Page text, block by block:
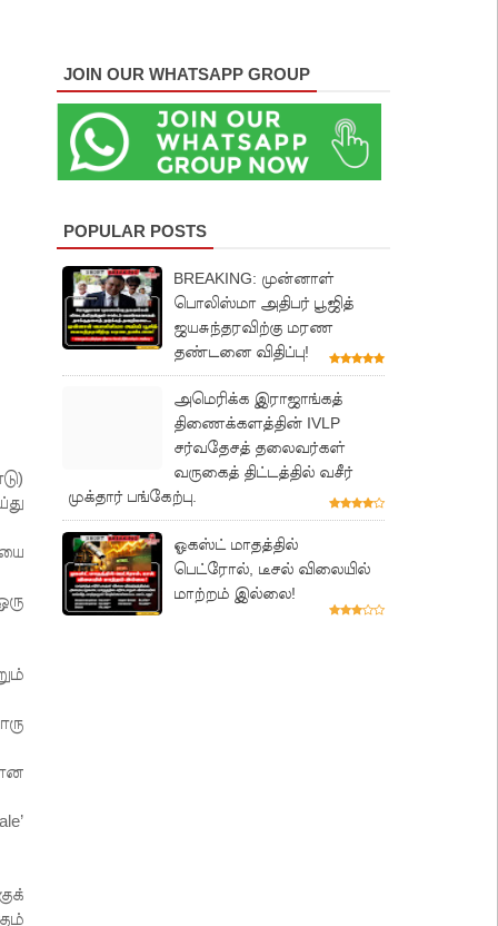
JOIN OUR WHATSAPP GROUP
POPULAR POSTS
BREAKING: முன்னாள்
பொலிஸ்மா அதிபர் பூஜித்
ஜயசுந்தரவிற்கு மரண
தண்டனை விதிப்பு!
அமெரிக்க இராஜாங்கத்
திணைக்களத்தின் IVLP
சர்வதேசத் தலைவர்கள்
வருகைத் திட்டத்தில் வசீர்
முக்தார் பங்கேற்பு.
ஓகஸ்ட் மாதத்தில்
பெட்ரோல், டீசல் விலையில்
மாற்றம் இல்லை!